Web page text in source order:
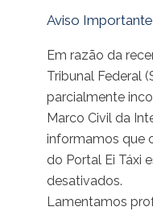
Aviso
Em razão da
Tribunal Federal
parcialmente
Marco Civil da
informamos que
do Portal Ei Táxi
desativados.
Lamentamos